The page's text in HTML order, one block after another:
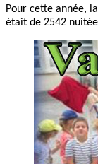
Pour cette année,
était de 2542